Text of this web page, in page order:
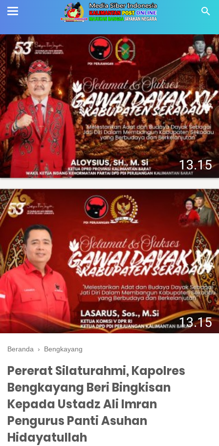
Beranda › Bengkayang
Pererat Silaturahmi, Kapolres
Bengkayang Beri Bingkisan
Kepada Ustadz Ali Imran
Pengurus Panti Asuhan
Hidayatullah